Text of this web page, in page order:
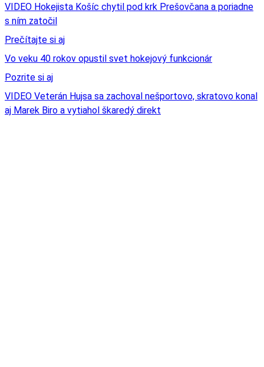
VIDEO Hokejista Košíc chytil pod krk Prešovčana a poriadne
s ním zatočil
Prečítajte si aj
Vo veku 40 rokov opustil svet hokejový funkcionár
Pozrite si aj
VIDEO Veterán Hujsa sa zachoval nešportovo, skratovo konal
aj Marek Biro a vytiahol škaredý direkt